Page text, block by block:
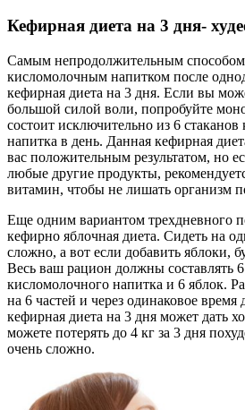
Кефирная диета на 3 дня-
Самым непродолжительным способом
кисломолочным напитком после
кефирная диета на 3 дня. Если вы
большой силой воли, попробуйте
состоит исключительно из 6
напитка в день. Данная кефирная
вас положительным результатом, но
любые другие продукты,
витамин, чтобы не лишать организм
Еще одним вариантом трехдневного
кефирно яблочная диета. Сидеть на
сложно, а вот если добавить яблоки,
Весь ваш рацион должны составлять 6
кисломолочного напитка и 6 яблок.
на 6 частей и через одинаковое время
кефирная диета на 3 дня может дать
можете потерять до 4 кг за 3 дня
очень сложно.